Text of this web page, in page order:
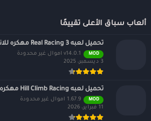
ألعاب سباق الأعلى تقييمًا
تحميل لعبه Real Racing 3 مهكره للاندرويد
MOD
v14.0.1 اموال غير محدودة
3 ديسمبر، 2025
تحميل لعبه Hill Climb Racing مهكره للاندرويد 2026
MOD
1.67.9 اموال غير محدودة
11 فبراير، 2026